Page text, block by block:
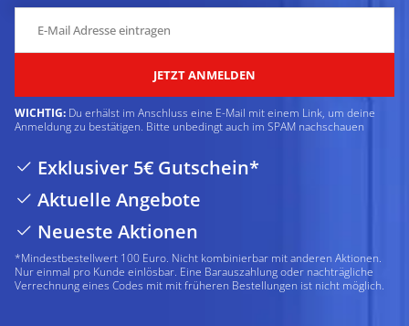
JETZT ANMELDEN
WICHTIG: Du erhälst im Anschluss eine E-Mail mit einem Link, um deine
Anmeldung zu bestätigen. Bitte unbedingt auch im SPAM nachschauen
Exklusiver 5€ Gutschein*
Aktuelle Angebote
Neueste Aktionen
*Mindestbestellwert 100 Euro. Nicht kombinierbar mit anderen Aktionen.
Nur einmal pro Kunde einlösbar. Eine Barauszahlung oder nachträgliche
Verrechnung eines Codes mit mit früheren Bestellungen ist nicht möglich.